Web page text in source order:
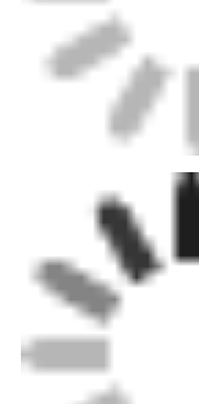
제품 소개
회사 소개
공장 투어